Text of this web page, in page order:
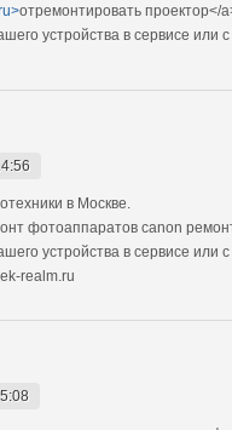
отремонтировать проектор</
устройства в сервисе или
в Москве.
фотоаппаратов canon
устройства в сервисе или
realm.ru